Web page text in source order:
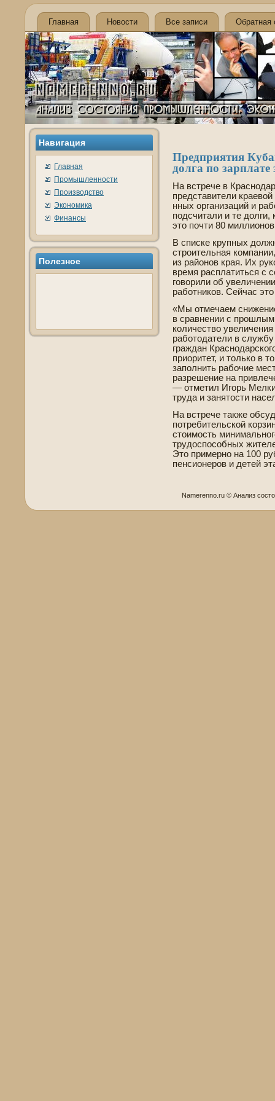
Главная Новости Все записи Обратная
Навигация
Главная
Промышленности
Производство
Экономика
Финансы
Полезное
Предприятия
долга по зарплате
На встрече в
представители
нных организаций и
подсчитали и те
это почти 80
В списке крупных
строительная
из районов края. Их
время расплатиться с
говорили об
работников. Сейчас
«Мы отмечаем
в сравнении с
количество
работодатели в
граждан
приоритет, и только в
заполнить рабочие
разрешение на
— отметил Игорь
труда и занятости
На встрече также
потреби­тельской
стоимость
трудоспособных
Это примерно на 100
пенсионеров и де­тей
Namerenno.ru © Анализ